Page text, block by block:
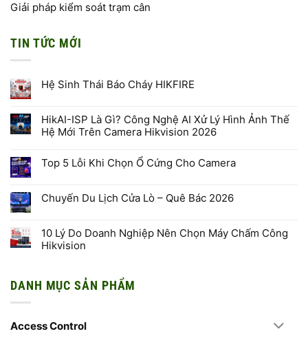
Giải pháp kiểm soát trạm cân
TIN TỨC MỚI
Hệ Sinh Thái Báo Cháy HIKFIRE
bình
luận
ở
Hệ
Báo
Cháy
HikAI-ISP Là Gì? Công Nghệ AI Xử Lý Hình Ảnh Thế
Hệ Mới Trên Camera Hikvision 2026
bình
luận
ISP
Là
AI
Xử
Lý
Hệ
2026
Top 5 Lỗi Khi Chọn Ổ Cứng Cho Camera
bình
luận
Lỗi
Khi
Chọn
Camera
Chuyến Du Lịch Cửa Lò – Quê Bác 2026
bình
luận
ở
Chuyến
10 Lý Do Doanh Nghiệp Nên Chọn Máy Chấm Công
Hikvision
luận
ở
Doanh
Nghiệp
DANH MỤC SẢN PHẨM
Access Control